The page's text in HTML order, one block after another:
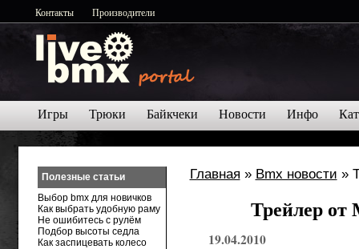
Контакты Производители
Игры Трюки Байкчеки Новости Инфо
Главная » Bmx новости »
Трейлер от
19.04.2010
Полезные статьи
Выбор bmx для новичков
Как выбрать удобную раму
Не ошибитесь с рулём
Подбор высоты седла
Как заспицевать колесо